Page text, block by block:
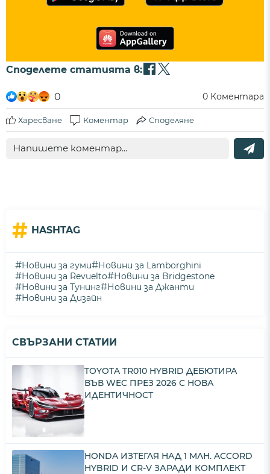
Споделете статията в:
0 0 Коментара
Харесване Коментар Споделяне
# HASHTAG
#Новини за гуми#Новини за Lamborghini
#Новини за Revuelto#Новини за Bridgestone
#Новини за Тунинг#Новини за Джанти
#Новини за Дизайн
СВЪРЗАНИ СТАТИИ
TOYOTA TR010 HYBRID ДЕБЮТИРА
ВЪВ WEC ПРЕЗ 2026 С НОВА
ИДЕНТИЧНОСТ
HONDA ИЗТЕГЛЯ НАД 1 МЛН. ACCORD
HYBRID И CR-V ЗАРАДИ КОМПЛЕКТ